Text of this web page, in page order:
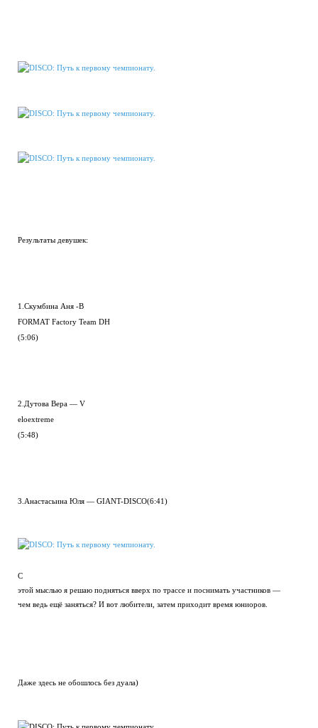
Результаты девушек:
1.Скумбина Аня -В
FORMAT Factory Team DH
(5:06)
2.Дутова Вера — V
eloextreme
(5:48)
3.Анастасьина Юля — GIANT-DISCO(6:41)
С
этой мыслью я решаю подняться вверх по трассе и поснимать участников —
чем ведь ещё заняться? И вот любители, затем приходит время юниоров.
Даже здесь не обошлось без дуала)